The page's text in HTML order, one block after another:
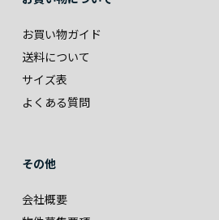
お買い物ガイド
送料について
サイズ表
よくある質問
その他
会社概要